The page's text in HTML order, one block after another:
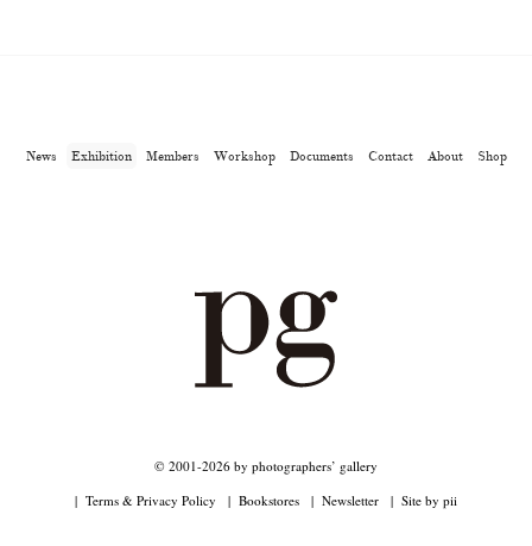
News Exhibition Members Workshop Documents Contact About Shop
© 2001-2026 by photographers’ gallery
Terms & Privacy Policy
Bookstores Newsletter Site by pii